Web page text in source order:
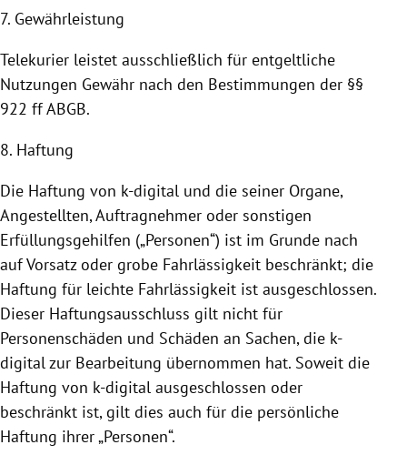
7. Gewährleistung
Telekurier leistet ausschließlich für entgeltliche
Nutzungen Gewähr nach den Bestimmungen der §§
922 ff ABGB.
8. Haftung
Die Haftung von k-digital und die seiner Organe,
Angestellten, Auftragnehmer oder sonstigen
Erfüllungsgehilfen („Personen“) ist im Grunde nach
auf Vorsatz oder grobe Fahrlässigkeit beschränkt; die
Haftung für leichte Fahrlässigkeit ist ausgeschlossen.
Dieser Haftungsausschluss gilt nicht für
Personenschäden und Schäden an Sachen, die k-
digital zur Bearbeitung übernommen hat. Soweit die
Haftung von k-digital ausgeschlossen oder
beschränkt ist, gilt dies auch für die persönliche
Haftung ihrer „Personen“.